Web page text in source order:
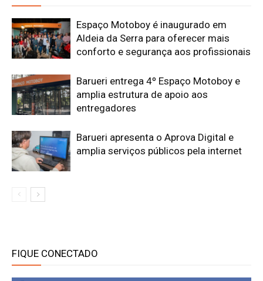
Espaço Motoboy é inaugurado em
Aldeia da Serra para oferecer mais
conforto e segurança aos profissionais
Barueri entrega 4º Espaço Motoboy e
amplia estrutura de apoio aos
entregadores
Barueri apresenta o Aprova Digital e
amplia serviços públicos pela internet
FIQUE CONECTADO